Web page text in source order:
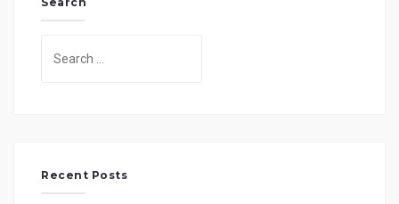
Recent Posts